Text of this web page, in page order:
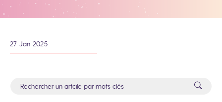
27 Jan 2025